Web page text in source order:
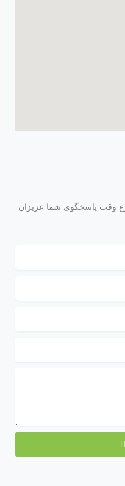
وقت پاسخگوی شما عزیزان